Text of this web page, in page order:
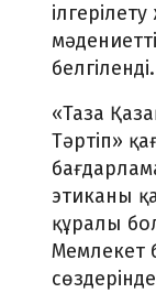
белгіленді.
«Таза
Тәртіп»
этиканы
құралы
Мемлекет